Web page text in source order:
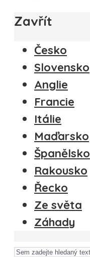
Zavřít
Česko
Slovensko
Anglie
Francie
Itálie
Maďarsko
Španělsko
Rakousko
Řecko
Ze světa
Záhady